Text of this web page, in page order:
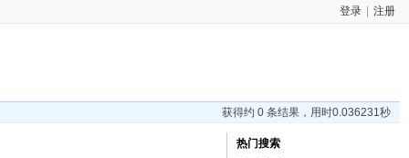
登录 注册
获得约 0 条结果，用时0.036231秒
热门搜索